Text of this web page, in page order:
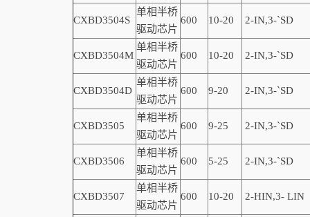
CXBD3504S
单相半桥
驱动芯片
600 10-20 2-IN,3-`SD
CXBD3504M
单相半桥
驱动芯片
600 10-20 2-IN,3-`SD
CXBD3504D
单相半桥
驱动芯片
600 9-20 2-IN,3-`SD
CXBD3505
单相半桥
驱动芯片
600 9-25 2-IN,3-`SD
CXBD3506
单相半桥
驱动芯片
600 5-25 2-IN,3-`SD
CXBD3507
单相半桥
驱动芯片
600 10-20 2-HIN,3- LIN